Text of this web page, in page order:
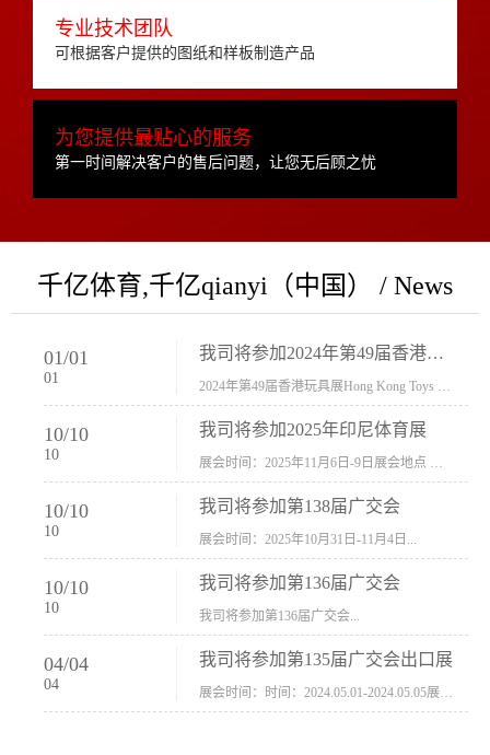
专业技术团队
可根据客户提供的图纸和样板制造产品
为您提供最贴心的服务
第一时间解决客户的售后问题，让您无后顾之忧
千亿体育,千亿qianyi（中国） / News
01/01
01
我司将参加2024年第49届香港玩具展Hong Kong Toys & Games Fair 欢迎新···
10/10
10
我司将参加2025年印尼体育展
10/10
10
我司将参加第138届广交会
展会时间：2025年10月31日-11月4日...
10/10
10
我司将参加第136届广交会
我司将参加第136届广交会...
04/04
04
我司将参加第135届广交会出口展
展会时间：时间：2024.05.01-2024.05.05展会地址：中国进出口商品交易会展馆福建康莱宝公司展位号12.1G37-38、H11-12，浙江康莱宝展位号17.1B23-24、C19-20...